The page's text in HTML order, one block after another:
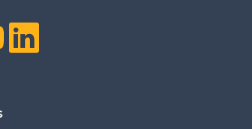
Youtube